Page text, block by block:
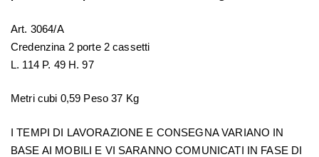
Art. 3064/A
Credenzina 2 porte 2 cassetti
L. 114 P. 49 H. 97
Metri cubi 0,59 Peso 37 Kg
I TEMPI DI LAVORAZIONE E CONSEGNA VARIANO IN
BASE AI MOBILI E VI SARANNO COMUNICATI IN FASE DI